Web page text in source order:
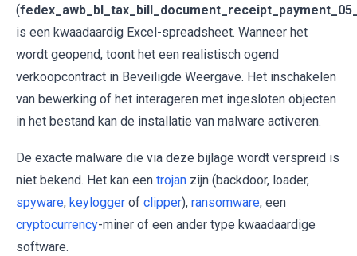
(
is een kwaadaardig Excel-spreadsheet. Wanneer het
wordt geopend, toont het een realistisch ogend
verkoopcontract in Beveiligde Weergave. Het inschakelen
van bewerking of het interageren met ingesloten objecten
in het bestand kan de installatie van malware activeren.
De exacte malware die via deze bijlage wordt verspreid is
niet bekend. Het kan een trojan zijn (backdoor, loader,
spyware, keylogger of clipper), ransomware, een
cryptocurrency-miner of een ander type kwaadaardige
software.